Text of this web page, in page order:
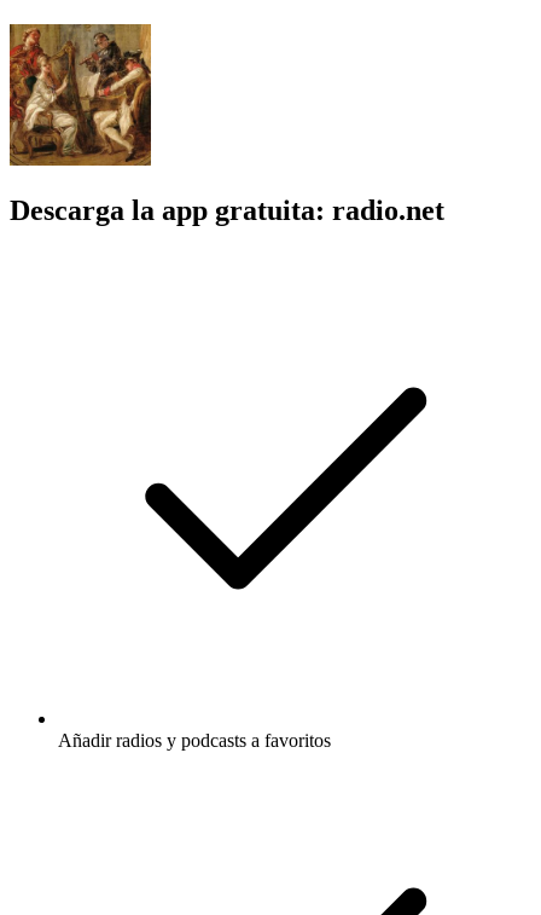
Descarga la app gratuita: radio.net
Añadir radios y podcasts a favoritos